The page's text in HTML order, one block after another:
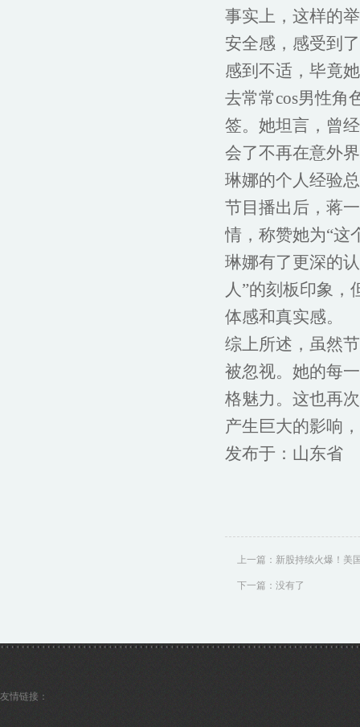
事实上，这样的
安全感，感受到
感到不适，毕竟
去常常cos男性角
签。她坦言，曾
会了不再在意外
琳娜的个人经验
节目播出后，蒋
情，称赞她为“这
琳娜有了更深的
人”的刻板印象
体感和真实感。
综上所述，虽然
被忽视。她的每
格魅力。这也再
产生巨大的影响
发布于：山东省
上一篇： 新股持续火爆！美
下一篇：没有了
友情链接：